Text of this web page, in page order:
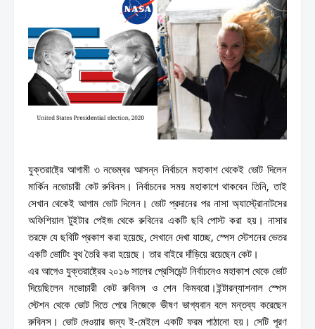
যুক্তরাষ্ট্রে আগামী ৩ নভেম্বর আসন্ন নির্বাচনে মহাকাশ থেকেই ভোট দিলেন
মার্কিন নভোচারী কেট রুবিনস। নির্বাচনের সময় মহাকাশে থাকবেন তিনি, তাই
সেখান থেকেই আগাম ভোট দিলেন। ভোট প্রদানের পর নাসা অ্যাস্ট্রোনাটসের
অফিশিয়াল টুইটার পেইজ থেকে রুবিনের একটি ছবি পোস্ট করা হয়। নাসার
তরফে যে ছবিটি প্রকাশ করা হয়েছে, সেখানে দেখা যাচ্ছে, স্পেস স্টেশনের ভেতর
একটি ভোটিং বুথ তৈরি করা হয়েছে। তার বাইরে দাঁড়িয়ে রয়েছেন কেট।
এর আগেও যুক্তরাষ্ট্রের ২০১৬ সালের প্রেসিডেন্ট নির্বাচনেও মহাকাশ থেকে ভোট
দিয়েছিলেন নভোচারী কেট রুবিনস ও শেন কিমবরো।ইন্টারন্যাশনাল স্পেস
স্টেশন থেকে ভোট দিতে পেরে নিজেকে ভীষণ ভাগ্যবান বলে মন্তব্য করেছেন
রুবিনস। ভোট দেওয়ার জন্য ই-মেইলে একটি ফরম পাঠানো হয়। সেটি পূরণ